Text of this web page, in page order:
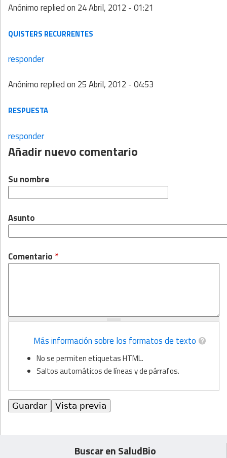
Anónimoreplied on 24 Abril, 2012 - 01:21
QUISTERS RECURRENTES
responder
Anónimoreplied on 25 Abril, 2012 - 04:53
RESPUESTA
responder
Añadir nuevo comentario
Su nombre
Asunto
Comentario *
Más información sobre los formatos de texto
No se permiten etiquetas HTML.
Saltos automáticos de líneas y de párrafos.
Buscar en SaludBio